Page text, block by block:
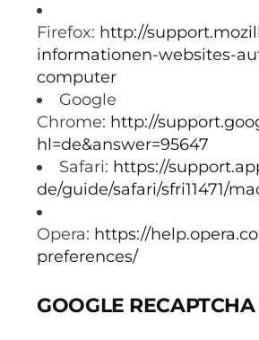
Firefox: http://
informationen-websites-
computer
Google
Chrome: http://
hl=de&answer=95647
Safari: https://
de/guide/safari/sfri11471/
Opera: https://
preferences/
GOOGLE RECAPTCHA